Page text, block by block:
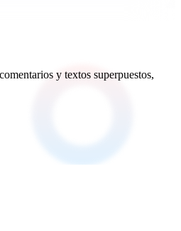
y textos superpuestos,